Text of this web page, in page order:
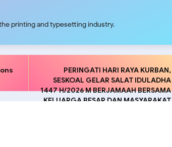
printing and typesetting industry.
PERINGATI HARI RAYA KURBAN,
SESKOAL GELAR SALAT IDULADHA
1447 H/2026 M BERJAMAAH BERSAMA
KELUARGA BESAR DAN MASYARAKAT